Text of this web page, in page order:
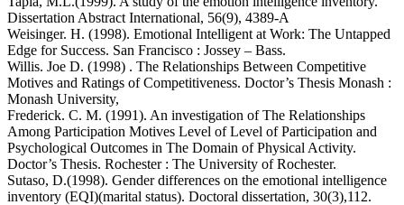
Dissertation Abstract International, 56(9), 4389-A
Weisinger. H. (1998). Emotional Intelligent at Work: The Untapped
Edge for Success. San Francisco : Jossey – Bass.
Willis. Joe D. (1998) . The Relationships Between Competitive
Motives and Ratings of Competitiveness. Doctor’s Thesis Monash :
Monash University,
Frederick. C. M. (1991). An investigation of The Relationships
Among Participation Motives Level of Level of Participation and
Psychological Outcomes in The Domain of Physical Activity.
Doctor’s Thesis. Rochester : The University of Rochester.
Sutaso, D.(1998). Gender differences on the emotional intelligence
inventory (EQI)(marital status). Doctoral dissertation, 30(3),112.